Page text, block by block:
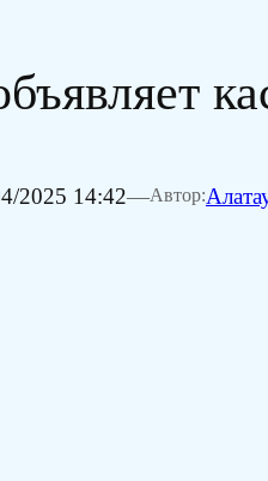
2025 14:42—Автор: